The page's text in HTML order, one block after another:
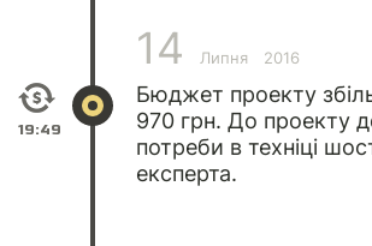
19:49
14 Липня 2016
Бюджет проекту
970 грн. До проекту
потреби в техніці
експерта.